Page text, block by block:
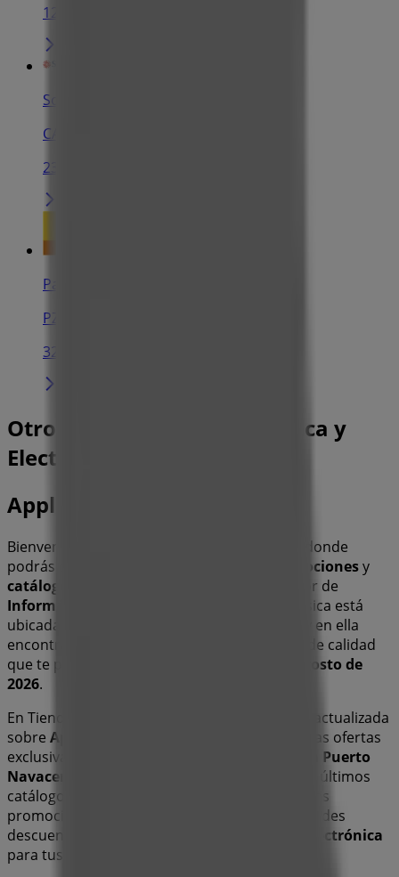
12 m
Soltour
CALLAO, 1, 2º OFI 8, MADRID
23 m
Pans&Company
PZA. CALLAO 3, Madrid
32 m
Otros negocios de Informática y
Electrónica en Madrid
Apple
Bienvenido a la tienda de
en Tiendeo, donde
podrás descubrir las mejores
promocionesy
catálogos
de esta destacada marca del sector de
Informática y Electrónica
. Nuestra tienda física está
ubicada en
, y en ella
encontrarás una amplia gama de productos de calidad
que te permitirán ahorrar durante todo el
agosto de
2026.
En Tiendeo te ofrecemos toda la información actualizada
sobre Apple
, como los horarios de apertura, las ofertas
exclusivas y la ubicación exacta de la tienda en Puerto
Navacerrada 4
. Además, tendrás acceso a los últimos
catálogos de
, donde podrás descubrir las
promociones más recientes y aprovechar grandes
descuentos en productos de
Informática y Electrónica
para tus compras en